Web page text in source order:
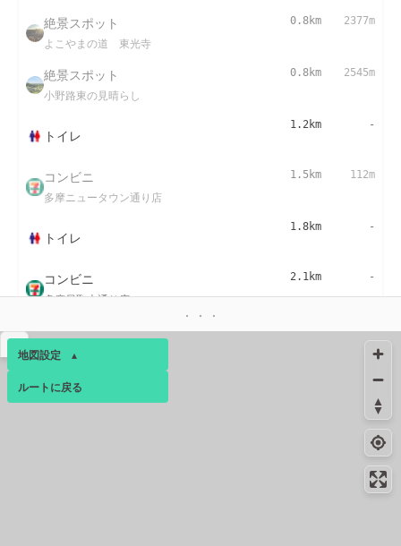
絶景スポット
よこやまの道 東光寺
0.8km 2377m
絶景スポット
小野路東の見晴らし
0.8km 2545m
トイレ
1.2km -
コンビニ
多摩ニュータウン通り店
1.5km 112m
トイレ
1.8km -
コンビニ
多摩貝取大通り店
2.1km -
コンビニ
多摩永山２丁目店
2.4km 188m
絶景スポット
黒川の田んぼ
2877m
2043m
地図設定 ▴
ベース ▴
ルートに戻る